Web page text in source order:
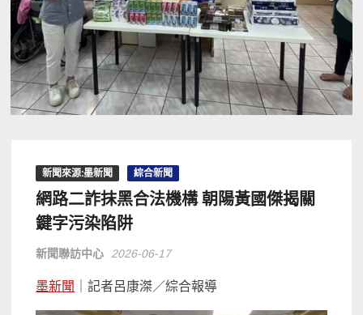
新聞來源:墨新聞 綜合新聞
網路二詐抹黑合法機構 朝陽黃國傑揭關
鍵字污染陷阱
新聞聯訪中心 2026-06-17
墨新聞 ｜記者呂康滐／綜合報導